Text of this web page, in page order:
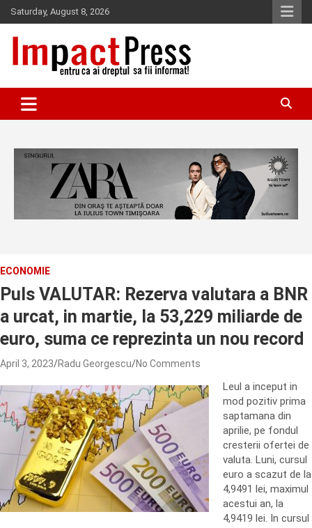
Skip
to
content
Saturday, August 8, 2026
IMPACTPRESS
ECONOMIE
Puls VALUTAR: Rezerva valutara a BNR
a urcat, in martie, la 53,229 miliarde de
euro, suma ce reprezinta un nou record
April 3, 2023 Radu Georgescu No Comments
Leul a inceput in
mod pozitiv prima
saptamana din
aprilie, pe fondul
cresterii ofertei de
valuta. Luni, cursul
euro a scazut de la
4,9491 lei, maximul
acestui an, la
4,9419 lei. In cursul